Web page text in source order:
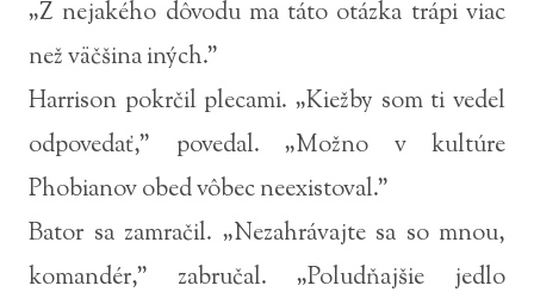
„Z nejakého dôvodu ma táto otázka trápi viac
než väčšina iných.”
Harrison pokrčil plecami. „Kiežby som ti vedel
odpovedať,” povedal. „Možno v kultúre
Phobianov obed vôbec neexistoval.”
Bator sa zamračil. „Nezahrávajte sa so mnou,
komandér,” zabručal. „Poludňajšie jedlo